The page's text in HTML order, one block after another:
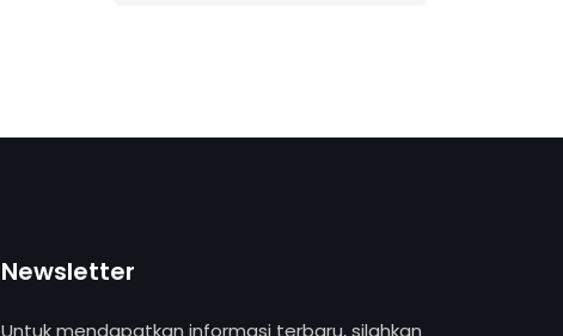
Newsletter
Untuk mendapatkan informasi terbaru, silahkan